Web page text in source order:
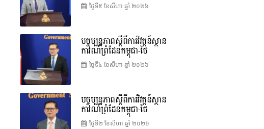
ថ្ងៃទី៥ ខែ​សីហា ឆ្នាំ ២០២៦
បច្ចុប្បន្នភាពស្ដីពីការវិវត្តន៍ស្ថាន
ការណ៍ព្រំដែនកម្ពុជា-ថៃ
ថ្ងៃទី៤ ខែ​សីហា ឆ្នាំ ២០២៦
បច្ចុប្បន្នភាពស្ដីពីការវិវត្តន៍ស្ថាន
ការណ៍ព្រំដែនកម្ពុជា-ថៃ
ថ្ងៃទី២ ខែ​សីហា ឆ្នាំ ២០២៦